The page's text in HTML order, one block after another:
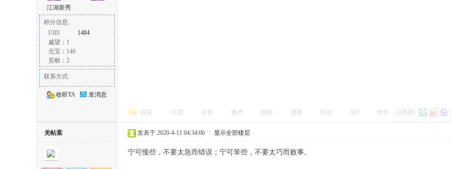
网
江湖新秀
积分信息:
UID
1484
威望：1
元宝：146
贡献：2
联系方式:
收听TA 发消息
回复 百度 谷歌 雅虎 搜狗 搜搜 有道 360 奇虎
羌帖紊 发表于 2020-4-11 04:34:06 显示全部楼层
宁可慢些，不要太急而错误；宁可笨些，不要太巧而败事。